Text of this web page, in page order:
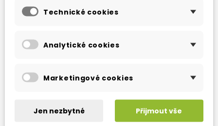
Technické cookies
Analytické cookies
Marketingové cookies
Jen nezbytné Přijmout vše